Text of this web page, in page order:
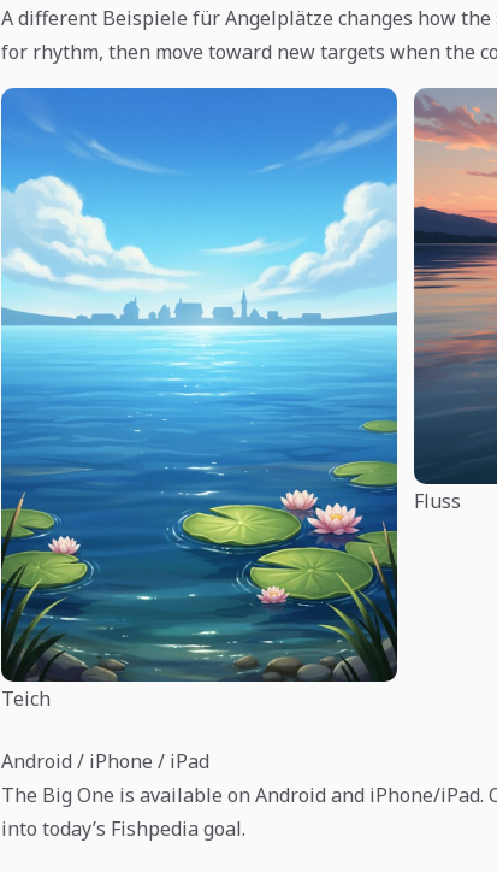
A different Beispiele für Angelplätze changes how the
for rhythm, then move toward new targets when the
Teich
Fluss
Android / iPhone / iPad
The Big One is available on Android and iPhone/iPad.
into today’s Fishpedia goal.